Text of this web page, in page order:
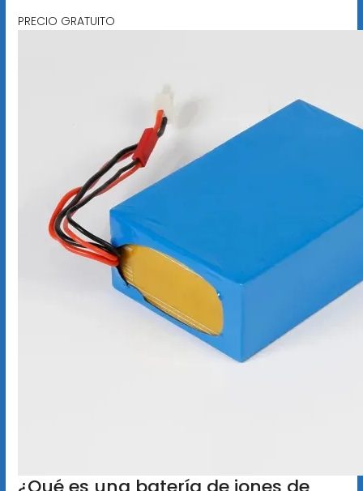
PRECIO GRATUITO